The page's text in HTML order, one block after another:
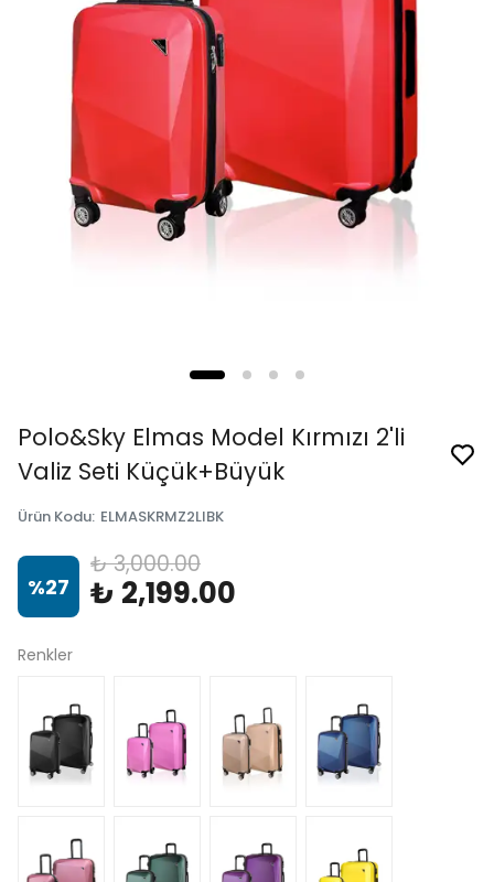
Polo&Sky Elmas Model Kırmızı 2'li
Valiz Seti Küçük+Büyük
Ürün Kodu: ELMASKRMZ2LIBK
%27
₺ 3,000.00
₺ 2,199.00
Renkler